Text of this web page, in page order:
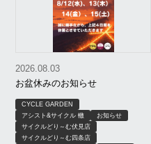
お盆休みのお知らせ
2026.08.03
CYCLE GARDEN
アシスト&サイクル 轍
お知らせ
サイクルどり～む伏見店
サイクルどり～む四条店